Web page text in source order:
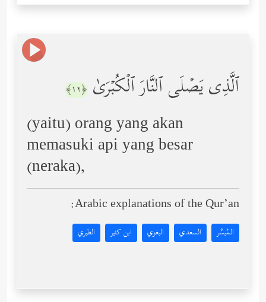
ٱلَّذِی یَصۡلَى ٱلنَّارَ ٱلۡكُبۡرَىٰ ﴿١٢﴾
(yaitu) orang yang akan
memasuki api yang besar
(neraka),
Arabic explanations of the Qur’an:
المُيسَّر السعدي البغوي ابن كثير الطبري